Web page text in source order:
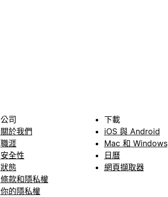
公司
關於我們
職涯
安全性
狀態
條款和隱私權
你的隱私權
下載
iOS 與 Android
Mac 和 Windows
日曆
網頁擷取器